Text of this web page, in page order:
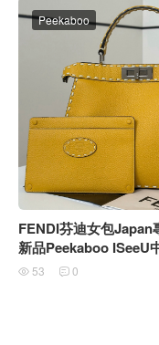
FENDI芬迪女包Japan
新品Peekaboo ISeeU
Peekaboo
 53  0